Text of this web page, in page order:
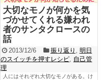
大切なモノが何かを気
づかせてくれる嫌われ
者のサンタクロースの
話
2013/12/6 振り返り , 明日
のスイッチを押すレシピ, 自己管
理
人にはそれぞれ大切なモノがある。け